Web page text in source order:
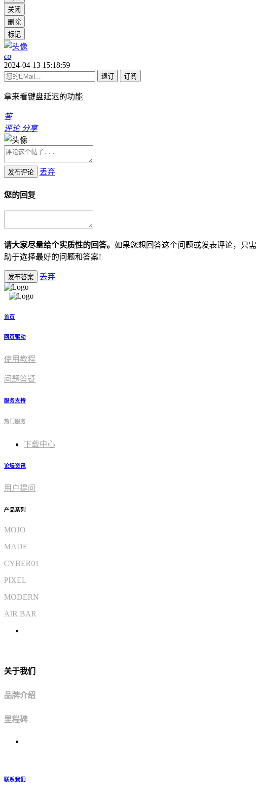
关闭
删除
标记
co
2024-04-13 15:18:59
退订 订阅
拿来看键盘延迟的功能
答
评论 分享
发布评论 丢弃
您的回复
请大家尽量给个实质性的回答。 如果您想回答这个问题或发表评论，只需
助于选择最好的问题和答案!
发布答案 丢弃
首页
网页驱动
使用教程​
问题答疑
服务支持
热门服务
下载中心
论坛资讯
用户提问
产品系列
MOJO
MADE
CYBER01
PIXEL
MODERN
AIR BAR
关于我们
品牌介绍
里程碑
联系我们